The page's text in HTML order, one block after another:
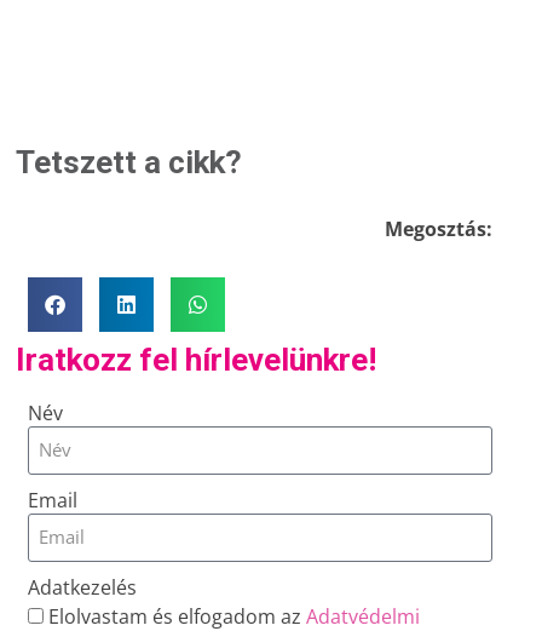
Tetszett a cikk?
Megosztás:
Iratkozz fel hírlevelünkre!
Név
Email
Adatkezelés
Elolvastam és elfogadom azAdatvédelmi